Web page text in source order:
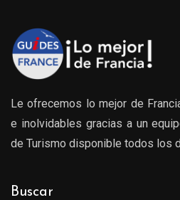
Le ofrecemos lo mejor de
e inolvidables gracias a un
de Turismo disponible todos los
Buscar